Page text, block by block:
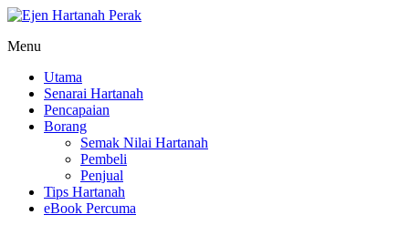
Menu
Utama
Senarai Hartanah
Pencapaian
Borang
Semak Nilai Hartanah
Pembeli
Penjual
Tips Hartanah
eBook Percuma